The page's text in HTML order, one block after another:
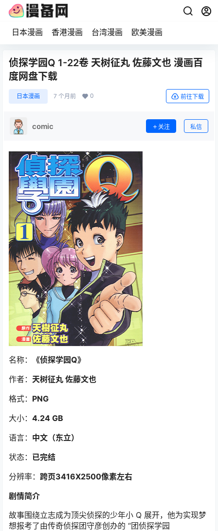
日本漫画 香港漫画 台湾漫画 欧美漫画
侦探学园Q 1-22卷 天树征丸 佐藤文也 漫画百
度网盘下载
日本漫画 7 个月前 0 前往下载
comic 关注 私信
名称： 《侦探学园Q》
作者： 天树征丸 佐藤文也
格式： PNG
大小： 4.24 GB
语言： 中文（东立）
状态： 已完结
分辨率： 跨页3416X2500像素左右
剧情简介
故事围绕立志成为顶尖侦探的少年小 Q 展开，他为实现梦
想报考了由传奇侦探团守彦创办的 “团侦探学园